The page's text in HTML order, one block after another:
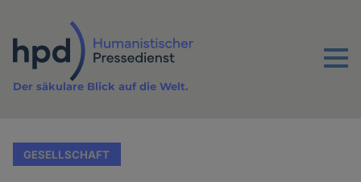
Inhalt
Menu
Der säkulare Blick auf die Welt.
GESELLSCHAFT